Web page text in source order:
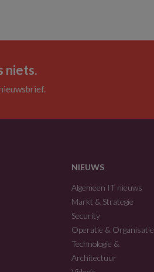
niets.
NIEUWS
Algemeen IT nieuws
Markt & Strategie
Security
Operatie & Organisatie
Technologie &
Architectuur